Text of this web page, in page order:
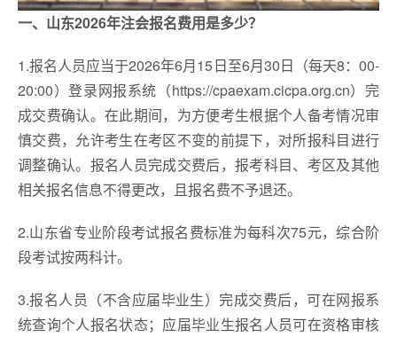
一、山东2026年注会报名费用是多少？
1.报名人员应当于2026年6月15日至6月30日（每天8：00-
20:00）登录网报系统（https://cpaexam.cicpa.org.cn）完
成交费确认。在此期间，为方便考生根据个人备考情况审
慎交费，允许考生在考区不变的前提下，对所报科目进行
调整确认。报名人员完成交费后，报考科目、考区及其他
相关报名信息不得更改，且报名费不予退还。
2.山东省专业阶段考试报名费标准为每科次75元，综合阶
段考试按两科计。
3.报名人员（不含应届毕业生）完成交费后，可在网报系
统查询个人报名状态；应届毕业生报名人员可在资格审核